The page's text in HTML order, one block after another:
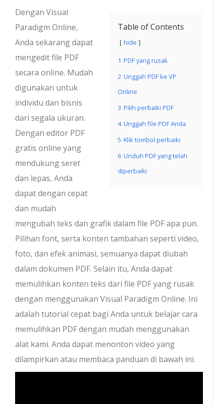
Table of Contents
hide
1 PDF yang rusak
2 Unggah PDF ke VP
Online
3 Pilih perbaiki PDF
4 Unggah file PDF Anda
5 Klik tombol perbaiki
6 Unduh PDF yang telah
diperbaiki
Dengan Visual
Paradigm Online,
Anda sekarang dapat
mengedit file PDF
secara online. Mudah
digunakan untuk
individu dan bisnis
dari segala ukuran.
Dengan editor PDF
gratis online yang
mendukung seret
dan lepas, Anda
dapat dengan cepat
dan mudah
mengubah teks dan grafik dalam file PDF apa pun.
Pilihan font, serta konten tambahan seperti video,
foto, dan efek animasi, semuanya dapat diubah
dalam dokumen PDF. Selain itu, Anda dapat
memulihkan konten teks dari file PDF yang rusak
dengan menggunakan Visual Paradigm Online. Ini
adalah tutorial cepat bagi Anda untuk belajar cara
memulihkan PDF dengan mudah menggunakan
alat kami. Anda dapat menonton video yang
dilampirkan atau membaca panduan di bawah ini.